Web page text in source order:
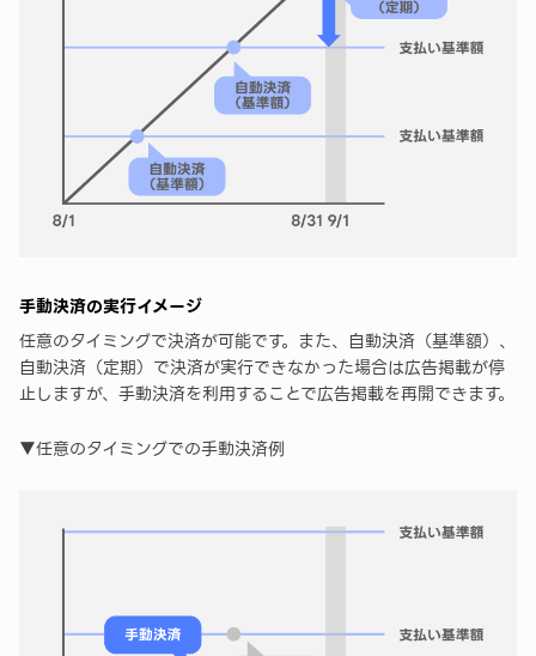
手動決済の実行イメージ
任意のタイミングで決済が可能です。また、自動決済（基準額）、
自動決済（定期）で決済が実行できなかった場合は広告掲載が停
止しますが、手動決済を利用することで広告掲載を再開できます。
▼任意のタイミングでの手動決済例